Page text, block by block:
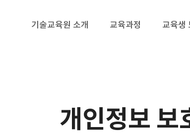
기술교육원 소개 교육과정 교육생
개인정보 보